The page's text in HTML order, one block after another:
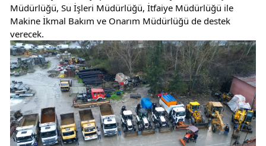
Müdürlüğü, Su İşleri Müdürlüğü, İtfaiye Müdürlüğü ile
Makine İkmal Bakım ve Onarım Müdürlüğü de destek
verecek.